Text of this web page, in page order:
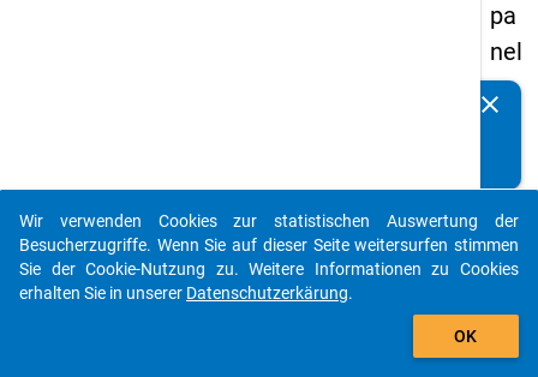
pa
nel
s
-
ers
te
clear
auto_stories
add_shopping_cart
Wir verwenden Cookies zur statistischen Auswertung der
Besucherzugriffe. Wenn Sie auf dieser Seite weitersurfen stimmen
Sie der Cookie-Nutzung zu. Weitere Informationen zu Cookies
erhalten Sie in unserer Datenschutzerkärung.
OK